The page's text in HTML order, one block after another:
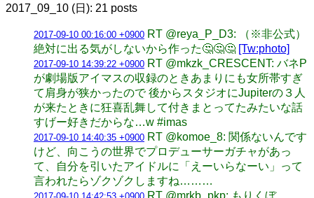
2017_09_10 (日): 21 posts
2017-09-10 00:16:00 +0900 RT @reya_P_D3: （※非公式）
絶対に出る気がしないから作った🤔🤔🤔 [Tw:photo]
2017-09-10 14:39:22 +0900 RT @mkzk_CRESCENT: バネP
が劇場版アイマスの収録のときあまりにも女所帯すぎ
て肩身が狭かったので 後からスタジオにJupiterの３人
が来たときに狂喜乱舞して付きまとってたみたいな話
すげー好きだからな…w #imas
2017-09-10 14:40:35 +0900 RT @komoe_8: 関係ないんです
けど、向こうの世界でプロデューサーガチャがあっ
て、自分を引いたアイドルに「えーいらなーい」って
言われたらゾクゾクしますね………
RT @mrkb_pkp: もりくぼ